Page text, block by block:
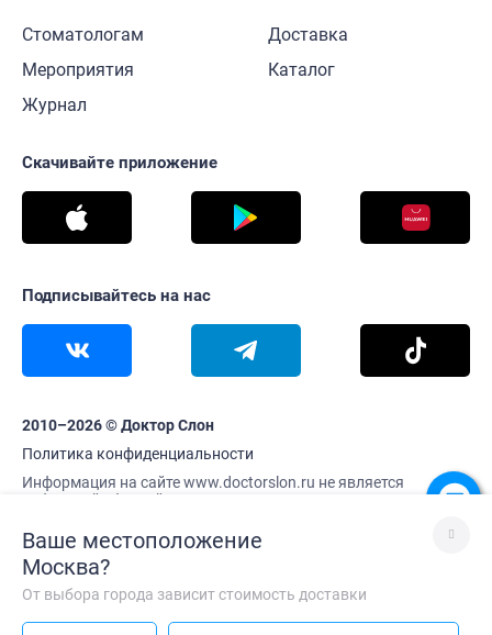
Стоматологам
Мероприятия
Журнал
Доставка
Каталог
Скачивайте приложение
Подписывайтесь на нас
2010–2026 © Доктор Слон
Политика конфиденциальности
Информация на сайте www.doctorslon.ru не является
публичной офертой
Ваше местоположение
Москва?
От выбора города зависит стоимость доставки